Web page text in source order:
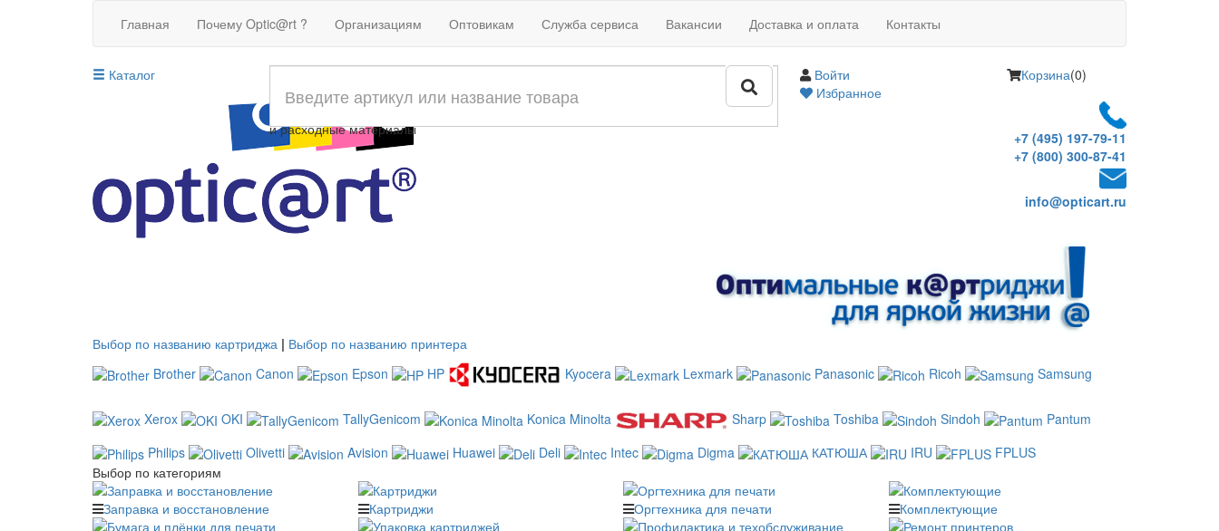
Главная Почему Optic@rt ? Организациям Оптовикам Служба сервиса Вакансии Доставка и оплата Контакты
Каталог
Войти
Избранное
Корзина(0)
Совместимые картриджи
и расходные материалы
+7 (495) 197-79-11
+7 (800) 300-87-41
info@opticart.ru
Выбор по названию картриджа | Выбор по названию принтера
Brother
Canon Epson HP Kyocera Lexmark Panasonic Ricoh Samsung
Xerox OKI TallyGenicom Konica Minolta Sharp Toshiba Sindoh
Pantum
Philips
Olivetti Avision Huawei Deli Intec Digma КАТЮША IRU
FPLUS
Выбор по категориям
Заправка и восстановление
Картриджи Оргтехника для печати
Комплектующие